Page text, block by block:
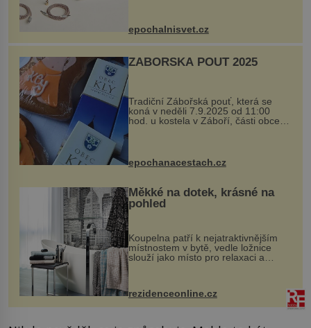
kovový...
epochalnisvet.cz
ZÁBOŘSKÁ POUŤ 2025
Tradiční Zábořská pouť, která se
koná v neděli 7.9.2025 od 11:00
hod. u kostela v Záboří, části obce
Kly u Mělníka. V programu naleznete
komentovanou prohlídku kostela,
epochanacestach.cz
Měkké na dotek, krásné na
pohled
Koupelna patří k nejatraktivnějším
místnostem v bytě, vedle ložnice
slouží jako místo pro relaxaci a
odpočinek. Koupelnový textil –
ručníky, osušky a koberečky –
mohou jako mávnutím kouzelného
proutku...
rezidenceonline.cz